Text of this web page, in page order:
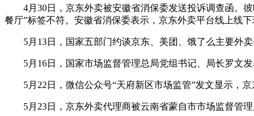
4月30日，京东外卖被安徽省消保委发送投诉调查函。彼
餐厅”标签不符。安徽省消保委表示，京东外卖平台线上线
5月13日，国家五部门约谈京东、美团、饿了么主要外卖
5月16日，国家市场监督管理总局党组书记、局长罗文发
5月22日，微信公众号“天府新区市场监管”发文显示，京
5月23日，京东外卖代理商被云南省蒙自市市场监督管